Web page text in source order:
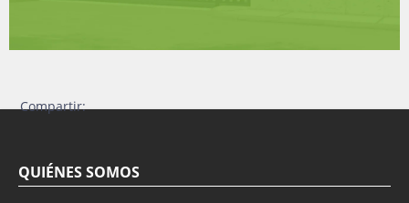
Compartir:
QUIÉNES SOMOS